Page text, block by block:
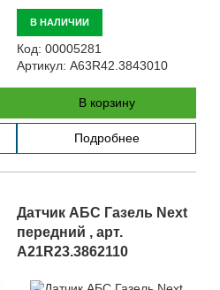
В НАЛИЧИИ
Код: 00005281
Артикул: A63R42.3843010
В корзину
Подробнее
Датчик АБС Газель Next
передний , арт.
A21R23.3862110